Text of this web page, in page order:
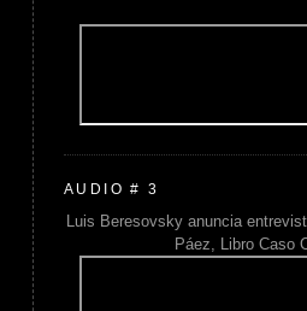
AUDIO # 3
Luis Beresovsky anuncia
Páez, Libro Caso